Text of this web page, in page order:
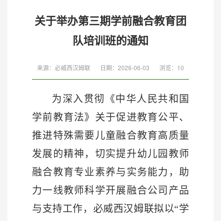
关于举办第三期学前融合教育团
队培训班的通知
来源：必威西汉姆联 日期：2026-06-03 浏览： 10
为深入贯彻《中华人民共和国
学前教育法》关于促进教育公平、
推进特殊需要儿童融合教育高质量
发展的精神，切实提升幼儿园教师
融合教育专业素养与实务能力，助
力一线教师科学开展融合公司产品
与支持工作，必威西汉姆联拟以“学